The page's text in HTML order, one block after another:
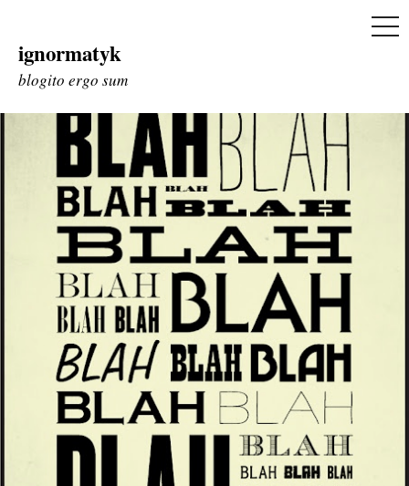
Skip
to
ignormatyk
blogito ergo sum